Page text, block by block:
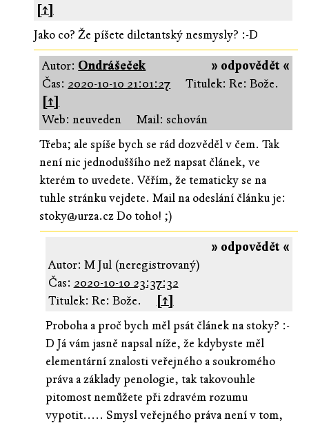
[↑]
Jako co? Že píšete diletantský nesmysly? :-D
» odpovědět «
Autor: Ondrášeček
Čas: 2020-10-10 21:01:27
Titulek: Re: Bože.
[↑]
Web: neuveden
Mail: schován
Třeba; ale spíše bych se rád dozvěděl v čem. Tak
není nic jednoduššího než napsat článek, ve
kterém to uvedete. Věřím, že tematicky se na
tuhle stránku vejdete. Mail na odeslání článku je:
stoky@urza.cz Do toho! ;)
» odpovědět «
Autor: M Jul (neregistrovaný)
Čas: 2020-10-10 23:37:32
Titulek: Re: Bože.
[↑]
Proboha a proč bych měl psát článek na stoky? :-
D Já vám jasně napsal níže, že kdybyste měl
elementární znalosti veřejného a soukromého
práva a základy penologie, tak takovouhle
pitomost nemůžete při zdravém rozumu
vypotit..... Smysl veřejného práva není v tom,